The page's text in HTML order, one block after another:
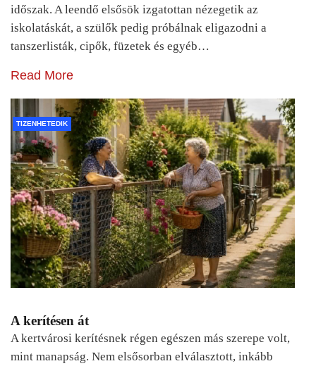
időszak. A leendő elsősök izgatottan nézegetik az
iskolatáskát, a szülők pedig próbálnak eligazodni a
tanszerlisták, cipők, füzetek és egyéb…
Read More
TIZENHETEDIK
A kerítésen át
A kertvárosi kerítésnek régen egészen más szerepe volt,
mint manapság. Nem elsősorban elválasztott, inkább